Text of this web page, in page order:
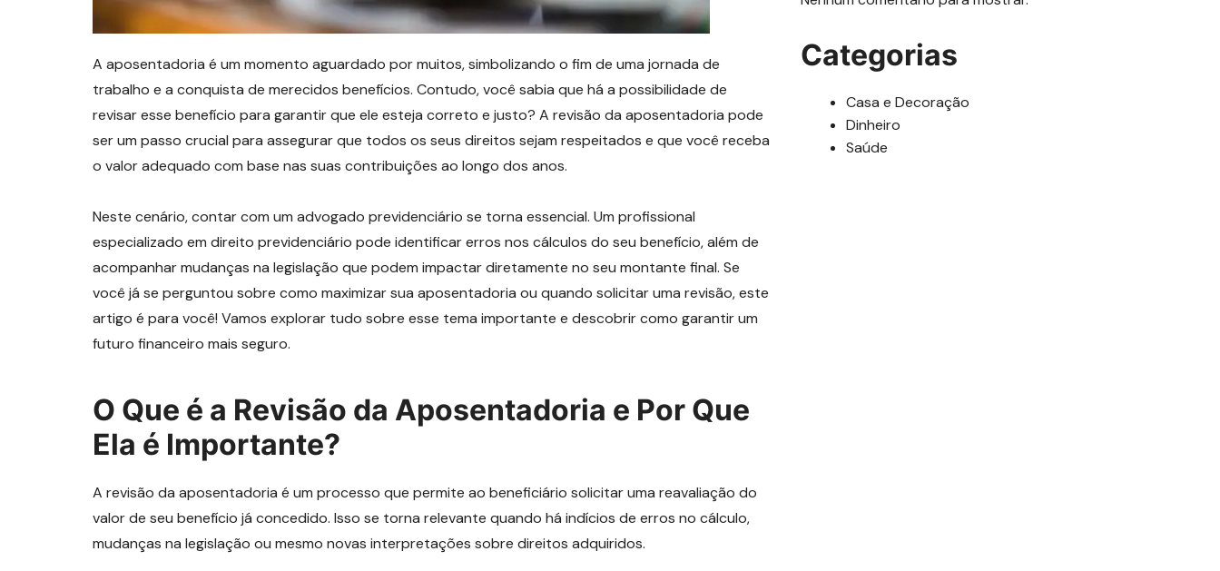
A aposentadoria é um momento aguardado por muitos, simbolizando o fim de uma jornada de
trabalho e a conquista de merecidos benefícios. Contudo, você sabia que há a possibilidade de
revisar esse benefício para garantir que ele esteja correto e justo? A revisão da aposentadoria pode
ser um passo crucial para assegurar que todos os seus direitos sejam respeitados e que você receba
o valor adequado com base nas suas contribuições ao longo dos anos.
Neste cenário, contar com um advogado previdenciário se torna essencial. Um profissional
especializado em direito previdenciário pode identificar erros nos cálculos do seu benefício, além de
acompanhar mudanças na legislação que podem impactar diretamente no seu montante final. Se
você já se perguntou sobre como maximizar sua aposentadoria ou quando solicitar uma revisão, este
artigo é para você! Vamos explorar tudo sobre esse tema importante e descobrir como garantir um
futuro financeiro mais seguro.
O Que é a Revisão da Aposentadoria e Por Que
Ela é Importante?
A revisão da aposentadoria é um processo que permite ao beneficiário solicitar uma reavaliação do
valor de seu benefício já concedido. Isso se torna relevante quando há indícios de erros no cálculo,
mudanças na legislação ou mesmo novas interpretações sobre direitos adquiridos.
Categorias
Casa e Decoração
Dinheiro
Saúde